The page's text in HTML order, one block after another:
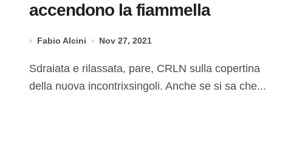
accendono la fiammella
Fabio Alcini Nov 27, 2021
Sdraiata e rilassata, pare, CRLN sulla copertina
della nuova incontrixsingoli. Anche se si sa che...